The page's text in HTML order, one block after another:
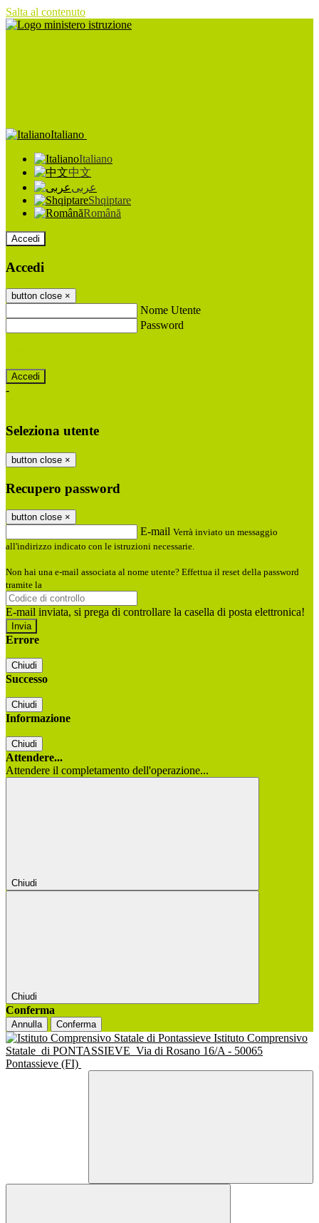
Salta al contenuto
Italiano
Italiano
中文
عربى
Shqiptare
Română
Accedi
Accedi
button close ×
Nome Utente
Password
-
Seleziona utente
button close ×
Recupero password
button close ×
E-mail Verrà inviato un messaggio
all'indirizzo indicato con le istruzioni necessarie.
Non hai una e-mail associata al nome utente? Effettua il reset della password
tramite la
E-mail inviata, si prega di controllare la casella di posta elettronica!
Errore
Chiudi
Successo
Chiudi
Informazione
Chiudi
Attendere...
Attendere il completamento dell'operazione...
Chiudi
Chiudi
Conferma
Annulla Conferma
Istituto Comprensivo
Statale di PONTASSIEVE Via di Rosano 16/A - 50065
Pontassieve (FI)